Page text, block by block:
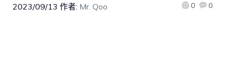
2023/09/13 作者: Mr. Qoo 0 0